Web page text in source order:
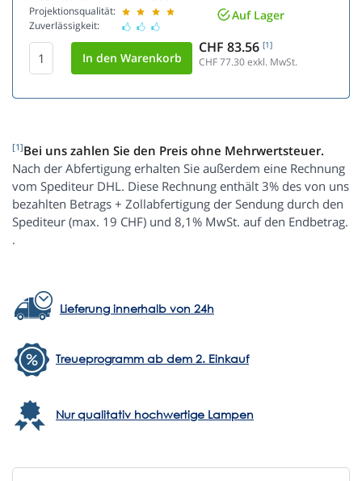
Projektionsqualität:
Zuverlässigkeit:
Auf Lager
CHF 83.56 [1]
CHF 77.30exkl. MwSt.
[1]Bei uns zahlen Sie den Preis ohne Mehrwertsteuer.
Nach der Abfertigung erhalten Sie außerdem eine Rechnung
vom Spediteur DHL. Diese Rechnung enthält 3% des von uns
bezahlten Betrags + Zollabfertigung der Sendung durch den
Spediteur (max. 19 CHF) und 8,1% MwSt. auf den Endbetrag.
.
Lieferung innerhalb von 24h
Treueprogramm ab dem 2. Einkauf
Nur qualitativ hochwertige Lampen